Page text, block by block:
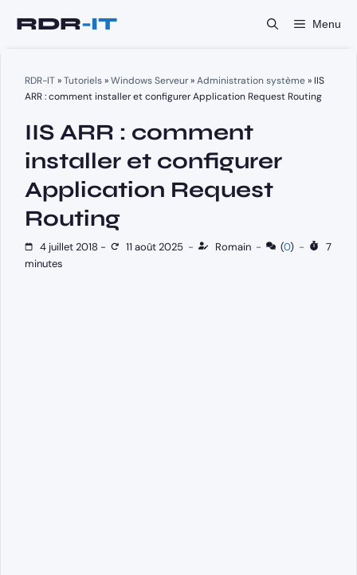
Menu
RDR-IT»Tutoriels»Windows Serveur»Administration système» IIS
ARR : comment installer et configurer Application Request Routing
IIS ARR : comment
installer et configurer
Application Request
Routing
4 juillet 2018 - 11 août 2025 - Romain - (0) -
7
minutes